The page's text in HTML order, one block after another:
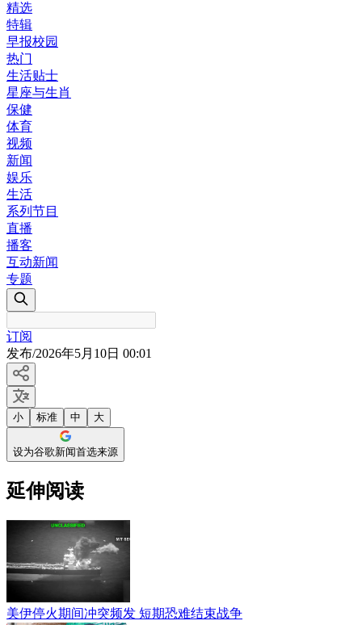
精选
特辑
早报校园
热门
生活贴士
星座与生肖
保健
体育
视频
新闻
娱乐
生活
系列节目
直播
播客
互动新闻
专题
订阅
发布/2026年5月10日 00:01
小 标准 中 大
设为谷歌新闻首选来源
延伸阅读
美伊停火期间冲突频发 短期恐难结束战争